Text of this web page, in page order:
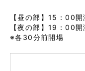
【昼の部】15：00開
【夜の部】19：00開
※各30分前開場